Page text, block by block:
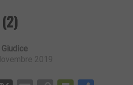
Giudice
2019